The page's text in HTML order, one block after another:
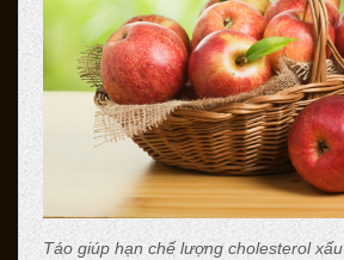
Táo giúp hạn chế lượng cholesterol